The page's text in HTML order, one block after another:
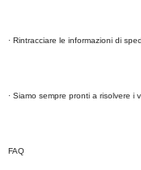
· Rintracciare le informazioni di
· Siamo sempre pronti a risolvere i
FAQ